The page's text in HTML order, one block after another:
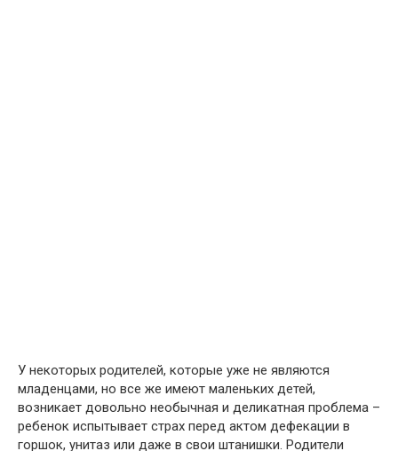
У некоторых родителей, которые уже не являются
младенцами, но все же имеют маленьких детей,
возникает довольно необычная и деликатная проблема –
ребенок испытывает страх перед актом дефекации в
горшок, унитаз или даже в свои штанишки. Родители